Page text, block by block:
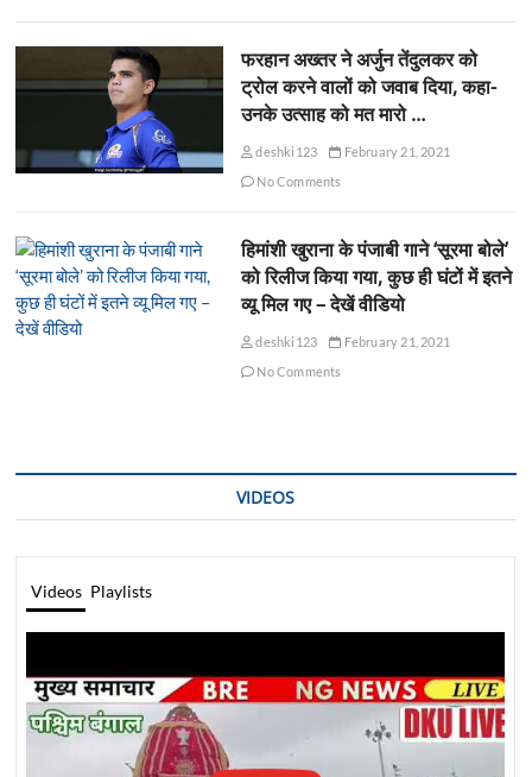
फरहान अख्तर ने अर्जुन तेंदुलकर को
ट्रोल करने वालों को जवाब दिया, कहा-
उनके उत्साह को मत मारो …
deshki123
February 21, 2021
No Comments
हिमांशी खुराना के पंजाबी गाने ‘सूरमा बोले’
को रिलीज किया गया, कुछ ही घंटों में इतने
व्यू मिल गए – देखें वीडियो
deshki123
February 21, 2021
No Comments
VIDEOS
Videos Playlists